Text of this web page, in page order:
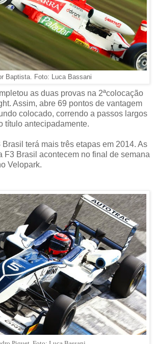
Baptista. Foto: Luca Bassani
as duas provas na 2ªcolocação
Assim, abre 69 pontos de vantagem
colocado, correndo a passos largos
título antecipadamente.
terá mais três etapas em 2014. As
F3 Brasil acontecem no final de semana
Velopark.